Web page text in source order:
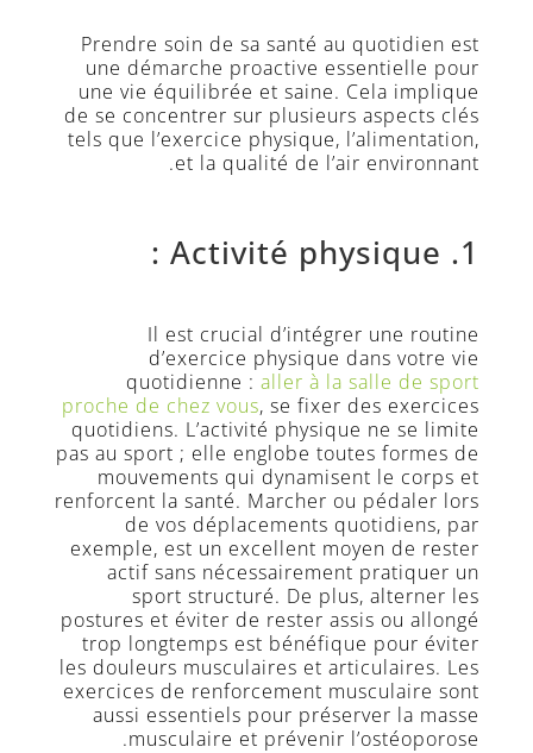
Accueil
Formation
naturopathe
Plaquette
d’inscription
certifiés
professeurs
Blog
FAQ
Livre
d’Or
Sites
amis
Connexion
Prendre
RDV
Contact
Prendre soin de sa santé au quotidien est
une démarche proactive essentielle pour
une vie équilibrée et saine. Cela implique
de se concentrer sur plusieurs aspects clés
tels que l’exercice physique, l’alimentation,
et la qualité de l’air environnant.
1. Activité physique :
Il est crucial d’intégrer une routine
d’exercice physique dans votre vie
quotidienne :aller à la salle de sport
proche de chez vous, se fixer des exercices
quotidiens. L’activité physique ne se limite
pas au sport ; elle englobe toutes formes de
mouvements qui dynamisent le corps et
renforcent la santé. Marcher ou pédaler lors
de vos déplacements quotidiens, par
exemple, est un excellent moyen de rester
actif sans nécessairement pratiquer un
sport structuré. De plus, alterner les
postures et éviter de rester assis ou allongé
trop longtemps est bénéfique pour éviter
les douleurs musculaires et articulaires. Les
exercices de renforcement musculaire sont
aussi essentiels pour préserver la masse
musculaire et prévenir l’ostéoporose.